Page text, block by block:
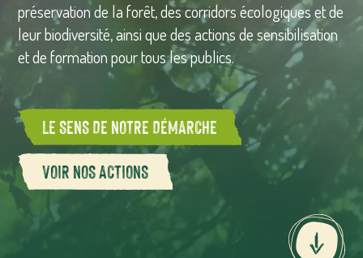
préservation de la forêt, des corridors écologiques et de
leur biodiversité, ainsi que des actions de sensibilisation
et de formation pour tous les publics.
LE SENS DE NOTRE DÉMARCHE
VOIR NOS ACTIONS